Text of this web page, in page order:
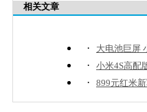
相关文章
· 大电池巨屏
· 小米4S高配
· 899元红米